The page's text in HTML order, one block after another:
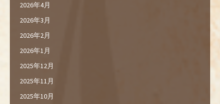
2026年4月
2026年3月
2026年2月
2026年1月
2025年12月
2025年11月
2025年10月